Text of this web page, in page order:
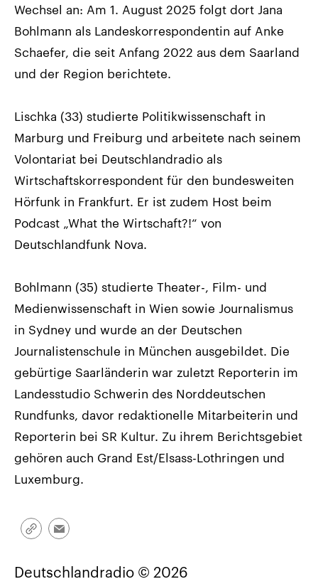
Wechsel an: Am 1. August 2025 folgt dort Jana
Bohlmann als Landeskorrespondentin auf Anke
Schaefer, die seit Anfang 2022 aus dem Saarland
und der Region berichtete.
Lischka (33) studierte Politikwissenschaft in
Marburg und Freiburg und arbeitete nach seinem
Volontariat bei Deutschlandradio als
Wirtschaftskorrespondent für den bundesweiten
Hörfunk in Frankfurt. Er ist zudem Host beim
Podcast „What the Wirtschaft?!“ von
Deutschlandfunk Nova.
Bohlmann (35) studierte Theater-, Film- und
Medienwissenschaft in Wien sowie Journalismus
in Sydney und wurde an der Deutschen
Journalistenschule in München ausgebildet. Die
gebürtige Saarländerin war zuletzt Reporterin im
Landesstudio Schwerin des Norddeutschen
Rundfunks, davor redaktionelle Mitarbeiterin und
Reporterin bei SR Kultur. Zu ihrem Berichtsgebiet
gehören auch Grand Est/Elsass-Lothringen und
Luxemburg.
Link
Email
Deutschlandradio © 2026